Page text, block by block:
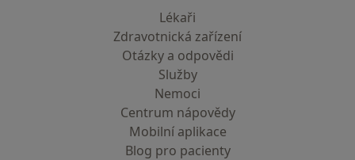
Lékaři
Zdravotnická zařízení
Otázky a odpovědi
Služby
Nemoci
Centrum nápovědy
Mobilní aplikace
Blog pro pacienty